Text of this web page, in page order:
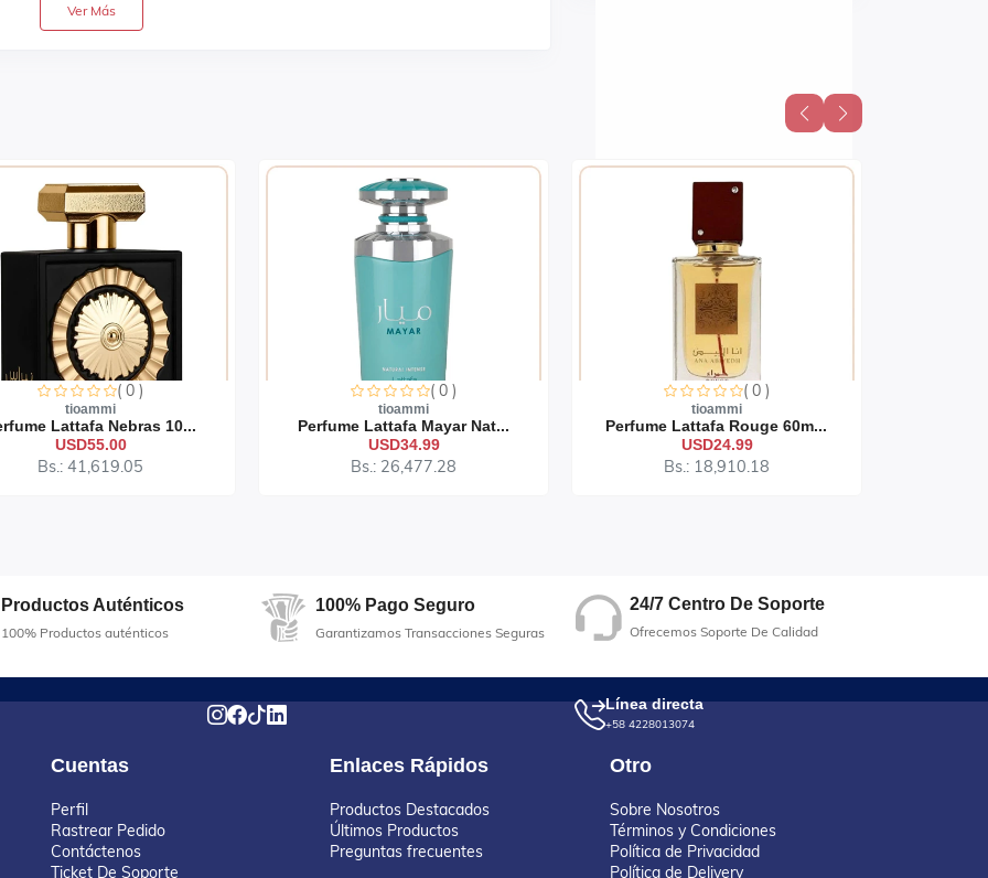
Ver Más
( 0 )
tioammi
Lattafa Nebras 10...
USD55.00
Bs.: 41,619.05
( 0 )
tioammi
Perfume Lattafa Mayar Nat...
USD34.99
Bs.: 26,477.28
( 0 )
tioammi
Perfume Lattafa Rouge 60m...
USD24.99
Bs.: 18,910.18
Productos Auténticos
100% Productos auténticos
100% Pago Seguro
Garantizamos Transacciones Seguras
24/7 Centro De Soporte
Ofrecemos Soporte De Calidad
Línea directa
+58 4228013074
Cuentas
Perfil
Rastrear Pedido
Contáctenos
Ticket De Soporte
Enlaces Rápidos
Productos Destacados
Últimos Productos
Preguntas frecuentes
Otro
Sobre Nosotros
Términos y Condiciones
Política de Privacidad
Política de Delivery